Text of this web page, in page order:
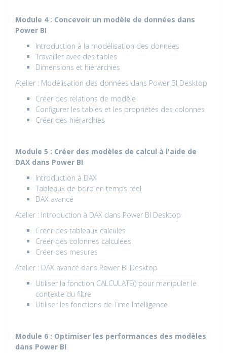
Module 4 : Concevoir un modèle de données dans
Power BI
Introduction à la modélisation des données
Travailler avec des tables
Dimensions et hiérarchies
Atelier : Modélisation des données dans Power BI Desktop
Créer des relations de modèle
Configurer les tables et les propriétés des colonnes
Créer des hiérarchies
Module 5 : Créer des modèles de calcul à l'aide de
DAX dans Power BI
Introduction à DAX
Tableaux de bord en temps réel
DAX avancé
Atelier : Introduction à DAX dans Power BI Desktop
Créer des tableaux calculés
Créer des colonnes calculées
Créer des mesures
Atelier : DAX avancé dans Power BI Desktop
Utiliser la fonction CALCULATE() pour manipuler le
contexte du filtre
Utiliser les fonctions de Time Intelligence
Module 6 : Optimiser les performances des modèles
dans Power BI